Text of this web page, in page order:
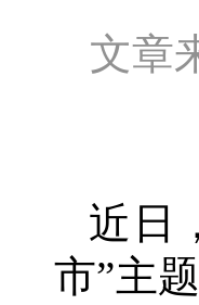
文章
近日
市”主